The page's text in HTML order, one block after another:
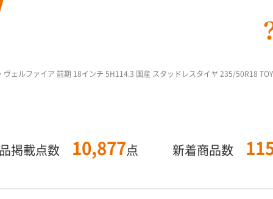
ヴェルファイア 前期 18インチ 5H114.3 国産 スタッドレスタイヤ 235/50R18
掲載点数 10,877点 新着商品数